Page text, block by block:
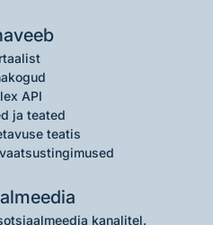
API
ja teated
teatis
kanalitel.